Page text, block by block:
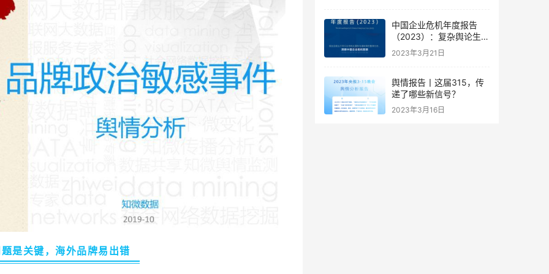
是关键，海外品牌易出错
中国企业危机年度报告
（2023）：复杂舆论生态
下的企业危机应对新思路
2023年3月21日
舆情报告丨这届315，传
递了哪些新信号？
2023年3月16日